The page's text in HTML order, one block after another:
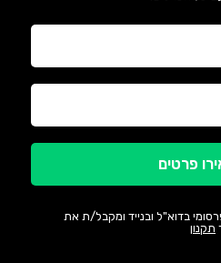
בדוא"ל ובנייד ומקבל/ת את
תקנון
פרטים